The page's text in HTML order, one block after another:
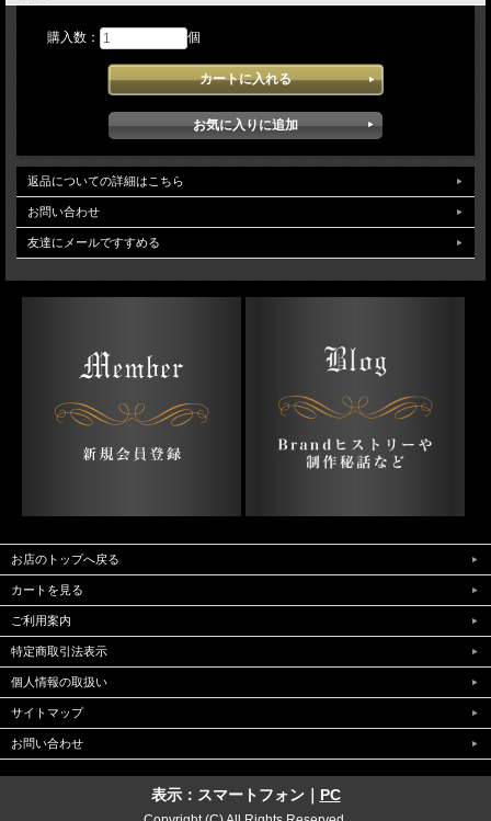
購入数： 個
返品についての詳細はこちら
お問い合わせ
友達にメールですすめる
お店のトップへ戻る
カートを見る
ご利用案内
特定商取引法表示
個人情報の取扱い
サイトマップ
お問い合わせ
表示：スマートフォン｜ PC